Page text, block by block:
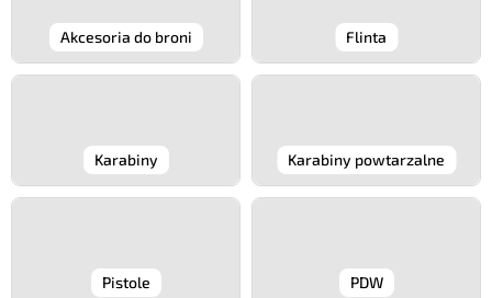
Akcesoria do broni Flinta
Karabiny Karabiny powtarzalne
Pistole PDW